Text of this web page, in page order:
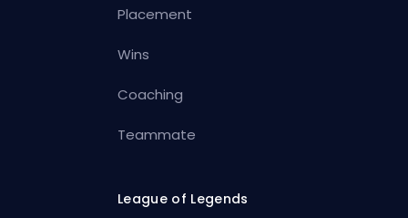
Placement
Wins
Coaching
Teammate
League of Legends